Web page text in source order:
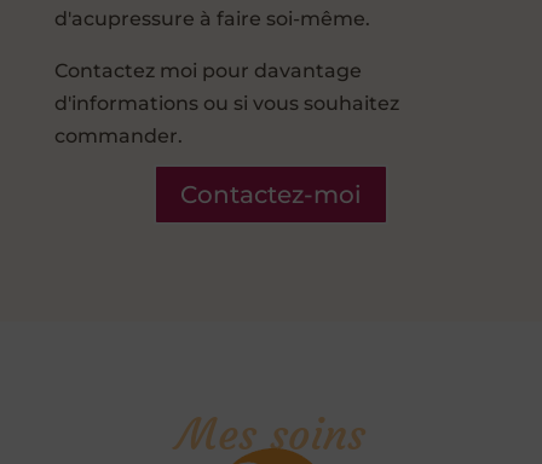
d'acupressure à faire soi-même.
Contactez moi pour davantage
d'informations ou si vous souhaitez
commander.
Contactez-moi
Mes soins